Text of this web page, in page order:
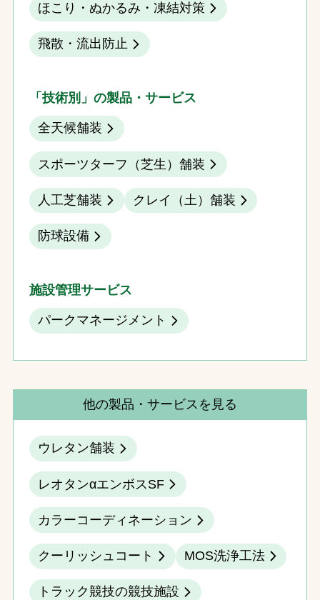
ほこり・ぬかるみ・凍結対策
飛散・流出防止
「技術別」の製品・サービス
全天候舗装
スポーツターフ（芝生）舗装
人工芝舗装 クレイ（土）舗装
防球設備
施設管理サービス
パークマネージメント
他の製品・サービスを見る
ウレタン舗装
レオタンαエンボスSF
カラーコーディネーション
クーリッシュコート MOS洗浄工法
トラック競技の競技施設